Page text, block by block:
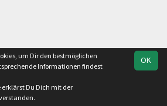
OK
um Dir den bestmöglichen
Informationen findest
erklärst Du Dich mit der